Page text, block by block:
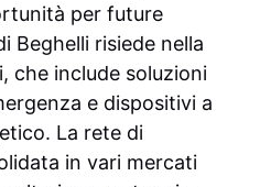
per future
Beghelli risiede nella
che include soluzioni
e dispositivi a
La rete di
in vari mercati